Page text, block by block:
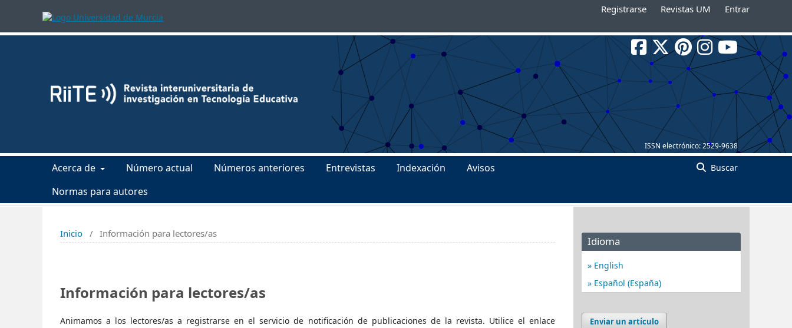
Registrarse Revistas UM Entrar
ISSN electrónico:2529-9638
Acerca de Número actual Números anteriores Entrevistas Indexación
Avisos
Normas para autores
Buscar
Inicio / Información para lectores/as
Información para lectores/as
Animamos a los lectores/as a registrarse en el servicio de notificación de publicaciones de la revista. Utilice el enlace
Idioma
English
Español (España)
Enviar un artículo